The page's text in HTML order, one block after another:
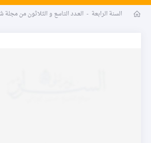
السنة الرابعة - العـدد التاسع و الثلاثون من مجلة